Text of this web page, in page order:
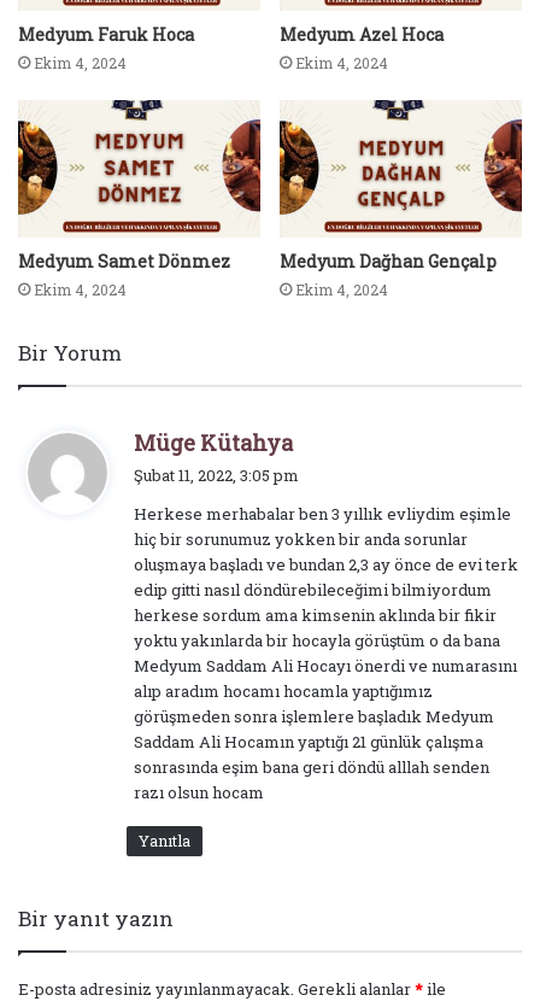
Medyum Faruk Hoca
Ekim 4, 2024
Medyum Azel Hoca
Ekim 4, 2024
Medyum Samet Dönmez
Ekim 4, 2024
Medyum Dağhan Gençalp
Ekim 4, 2024
Bir Yorum
Müge Kütahya
i
k
i
:
Şubat 11, 2022, 3:05 pm
Herkese merhabalar ben 3 yıllık evliydim eşimle
hiç bir sorunumuz yokken bir anda sorunlar
oluşmaya başladı ve bundan 2,3 ay önce de evi terk
edip gitti nasıl döndürebileceğimi bilmiyordum
herkese sordum ama kimsenin aklında bir fikir
yoktu yakınlarda bir hocayla görüştüm o da bana
Medyum Saddam Ali Hocayı önerdi ve numarasını
alıp aradım hocamı hocamla yaptığımız
görüşmeden sonra işlemlere başladık Medyum
Saddam Ali Hocamın yaptığı 21 günlük çalışma
sonrasında eşim bana geri döndü alllah senden
razı olsun hocam
Yanıtla
Bir yanıt yazın
E-posta adresiniz yayınlanmayacak. Gerekli alanlar*ile